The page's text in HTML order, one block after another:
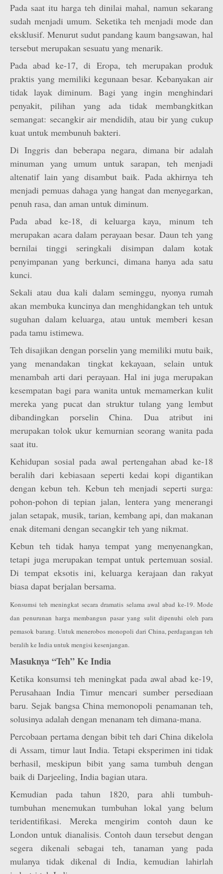
Pada saat itu harga teh dinilai mahal, namun sekarang
sudah menjadi umum. Seketika teh menjadi mode dan
eksklusif. Menurut sudut pandang kaum bangsawan, hal
tersebut merupakan sesuatu yang menarik.
Pada abad ke-17, di Eropa, teh merupakan produk
praktis yang memiliki kegunaan besar. Kebanyakan air
tidak layak diminum. Bagi yang ingin menghindari
penyakit, pilihan yang ada tidak membangkitkan
semangat: secangkir air mendidih, atau bir yang cukup
kuat untuk membunuh bakteri.
Di Inggris dan beberapa negara, dimana bir adalah
minuman yang umum untuk sarapan, teh menjadi
altenatif lain yang disambut baik. Pada akhirnya teh
menjadi pemuas dahaga yang hangat dan menyegarkan,
penuh rasa, dan aman untuk diminum.
Pada abad ke-18, di keluarga kaya, minum teh
merupakan acara dalam perayaan besar. Daun teh yang
bernilai tinggi seringkali disimpan dalam kotak
penyimpanan yang berkunci, dimana hanya ada satu
kunci.
Sekali atau dua kali dalam seminggu, nyonya rumah
akan membuka kuncinya dan menghidangkan teh untuk
suguhan dalam keluarga, atau untuk memberi kesan
pada tamu istimewa.
Teh disajikan dengan porselin yang memiliki mutu baik,
yang menandakan tingkat kekayaan, selain untuk
menambah arti dari perayaan. Hal ini juga merupakan
kesempatan bagi para wanita untuk memamerkan kulit
mereka yang pucat dan struktur tulang yang lembut
dibandingkan porselin China. Dua atribut ini
merupakan tolok ukur kemurnian seorang wanita pada
saat itu.
Kehidupan sosial pada awal pertengahan abad ke-18
beralih dari kebiasaan seperti kedai kopi digantikan
dengan kebun teh. Kebun teh menjadi seperti surga:
pohon-pohon di tepian jalan, lentera yang menerangi
jalan setapak, musik, tarian, kembang api, dan makanan
enak ditemani dengan secangkir teh yang nikmat.
Kebun teh tidak hanya tempat yang menyenangkan,
tetapi juga merupakan tempat untuk pertemuan sosial.
Di tempat eksotis ini, keluarga kerajaan dan rakyat
biasa dapat berjalan bersama.
Konsumsi teh meningkat secara dramatis selama awal abad ke-19. Mode
dan penurunan harga membangun pasar yang sulit dipenuhi oleh para
pemasok barang. Untuk menerobos monopoli dari China, perdagangan teh
beralih ke India untuk mengisi kesenjangan.
Masuknya “Teh” Ke India
Ketika konsumsi teh meningkat pada awal abad ke-19,
Perusahaan India Timur mencari sumber persediaan
baru. Sejak bangsa China memonopoli penamanan teh,
solusinya adalah dengan menanam teh dimana-mana.
Percobaan pertama dengan bibit teh dari China dikelola
di Assam, timur laut India. Tetapi eksperimen ini tidak
berhasil, meskipun bibit yang sama tumbuh dengan
baik di Darjeeling, India bagian utara.
Kemudian pada tahun 1820, para ahli tumbuh-
tumbuhan menemukan tumbuhan lokal yang belum
teridentifikasi. Mereka mengirim contoh daun ke
London untuk dianalisis. Contoh daun tersebut dengan
segera dikenali sebagai teh, tanaman yang pada
mulanya tidak dikenal di India, kemudian lahirlah